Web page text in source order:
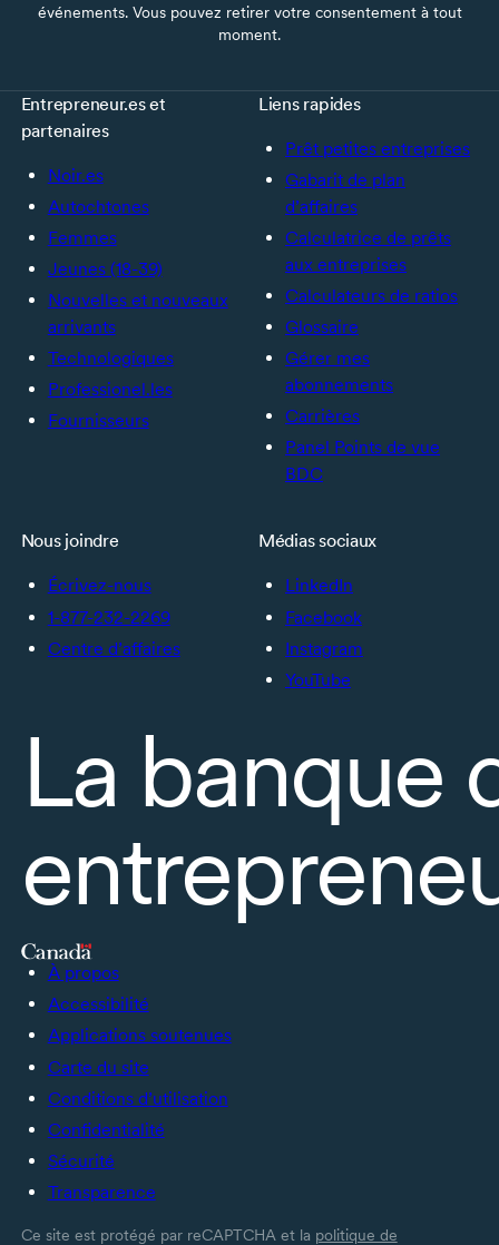
événements. Vous pouvez retirer votre consentement à tout
moment.
Entrepreneur.es et
partenaires
Noir.es
Autochtones
Femmes
Jeunes (18-39)
Nouvelles et nouveaux
arrivants
Technologiques
Professionel.les
Fournisseurs
Liens rapides
Prêt petites entreprises
Gabarit de plan
d’affaires
Calculatrice de prêts
aux entreprises
Calculateurs de ratios
Glossaire
Gérer mes
abonnements
Carrières
Panel Points de vue
BDC
Nous joindre
Écrivez-nous
1-877-232-2269
Centre d’affaires
Médias sociaux
LinkedIn
Facebook
Instagram
YouTube
La banque
À propos
Accessibilité
Applications soutenues
Carte du site
Conditions d’utilisation
Confidentialité
Sécurité
Transparence
Ce site est protégé par reCAPTCHA et la politique de